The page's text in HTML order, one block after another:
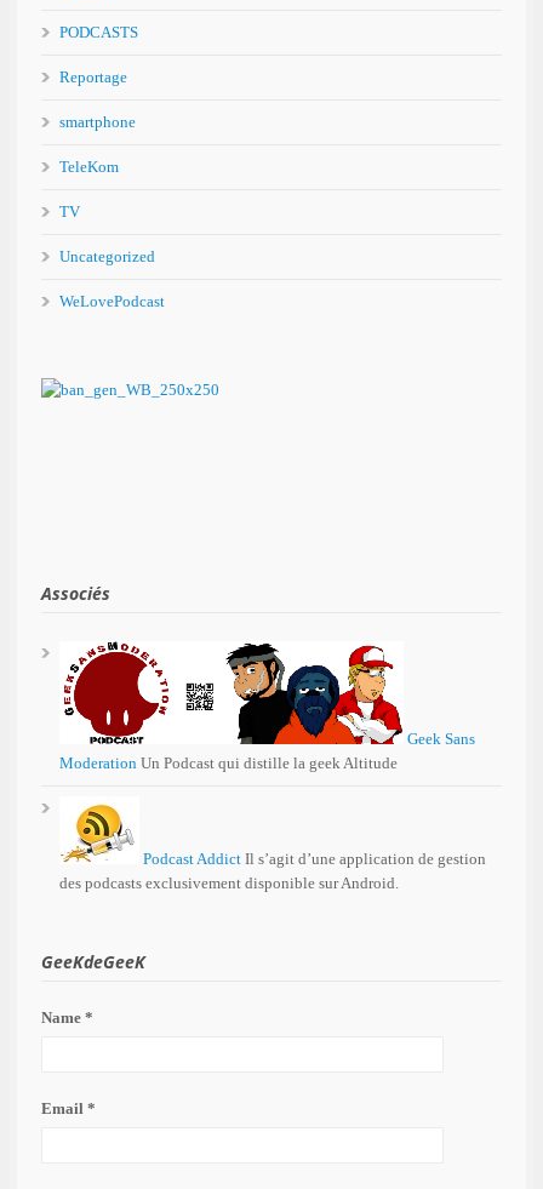
PODCASTS
Reportage
smartphone
TeleKom
TV
Uncategorized
WeLovePodcast
Associés
Geek Sans
Moderation Un Podcast qui distille la geek Altitude
Podcast Addict Il s’agit d’une application de gestion
des podcasts exclusivement disponible sur Android.
GeeKdeGeeK
Name *
Email *